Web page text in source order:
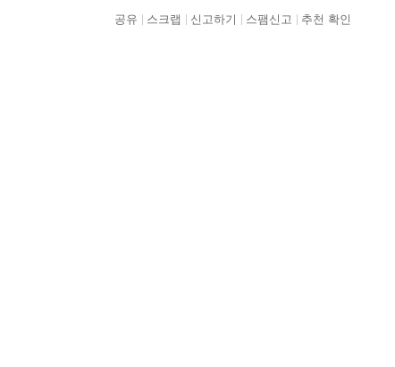
공유 스크랩 신고하기 스팸신고 추천 확인